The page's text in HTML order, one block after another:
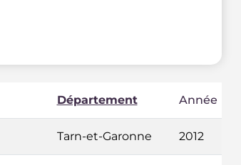
Département Année
Tarn-et-Garonne 2012